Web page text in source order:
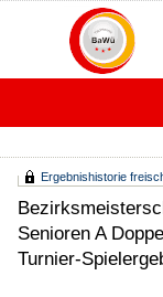
Ergebnishistorie
Senioren A
Turnier-